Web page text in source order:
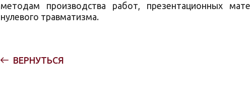
методам производства работ, презентационных
нулевого травматизма.
ВЕРНУТЬСЯ